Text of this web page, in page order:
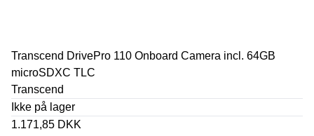
Transcend DrivePro 110 Onboard Camera incl. 64GB
microSDXC TLC
Transcend
Ikke på lager
1.171,85 DKK